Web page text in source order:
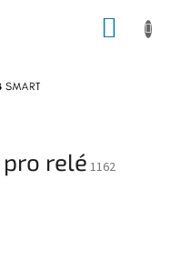
relé 1162